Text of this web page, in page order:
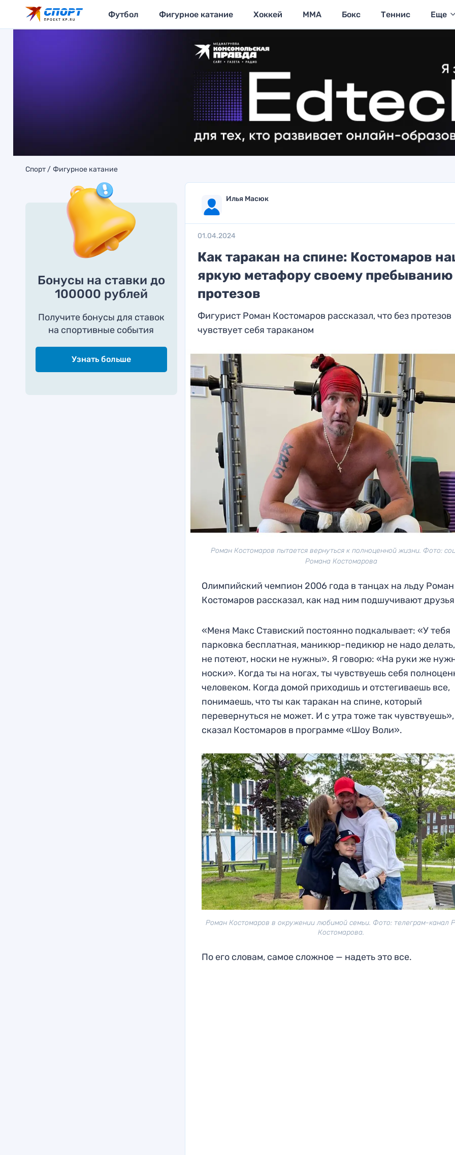
Футбол Фигурное катание Хоккей MMA Бокс Теннис Еще
Спорт Фигурное катание
Бонусы на ставки до
100000 рублей
Получите бонусы для ставок
на спортивные события
Узнать больше
Илья Масюк
01.04.2024
Как таракан на спине: Костомаров
яркую метафору своему пребыванию
протезов
Фигурист Роман Костомаров рассказал, что без протезов
чувствует себя тараканом
Роман Костомаров пытается вернуться к полноценной жизни. Фото:
Романа Костомарова
Олимпийский чемпион 2006 года в танцах на льду Роман
Костомаров рассказал, как над ним подшучивают
«Меня Макс Ставиский постоянно подкалывает: «У тебя
парковка бесплатная, маникюр-педикюр не надо
не потеют, носки не нужны». Я говорю: «На руки же
носки». Когда ты на ногах, ты чувствуешь себя
человеком. Когда домой приходишь и отстегиваешь все,
понимаешь, что ты как таракан на спине, который
перевернуться не может. И с утра тоже так
сказал Костомаров в программе «Шоу Воли».
Роман Костомаров в окружении любимой семьи. Фото: телеграм-канал
Костомарова.
По его словам, самое сложное — надеть это все.